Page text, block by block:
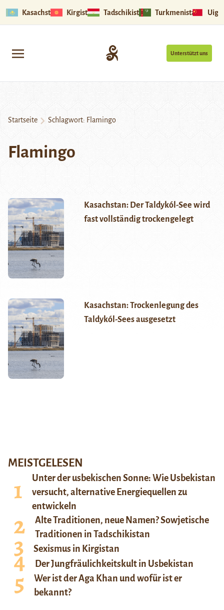
Kasachstan Kirgistan Tadschikistan Turkmenistan
Unterstützt uns
Startseite Schlagwort: Flamingo
Flamingo
Kasachstan: Der Taldykól-See wird
fast vollständig trockengelegt
Kasachstan: Trockenlegung des
Taldykól-Sees ausgesetzt
MEISTGELESEN
Unter der usbekischen Sonne: Wie Usbekistan
versucht, alternative Energiequellen zu
entwickeln
Alte Traditionen, neue Namen? Sowjetische
Traditionen in Tadschikistan
Sexismus in Kirgistan
Der Jungfräulichkeitskult in Usbekistan
Wer ist der Aga Khan und wofür ist er
bekannt?